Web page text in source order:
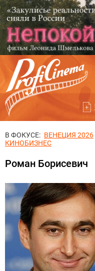
В ФОКУСЕ: ВЕНЕЦИЯ 2026
КИНОБИЗНЕС
Роман Борисевич